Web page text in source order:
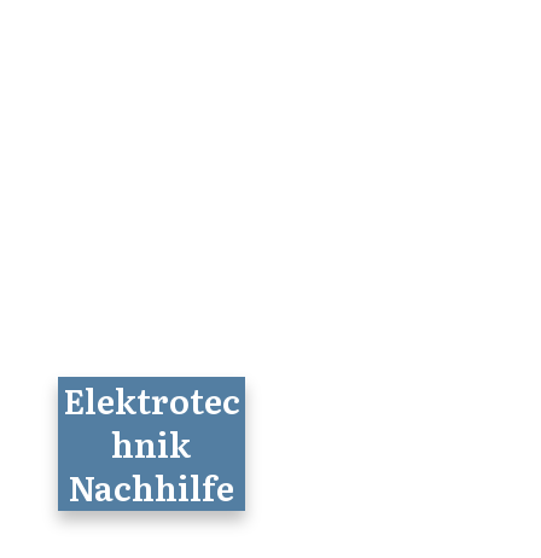
Elektrotec
hnik
Nachhilfe